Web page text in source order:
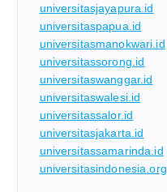
universitasjayapura.id
universitaspapua.id
universitasmanokwari.id
universitassorong.id
universitaswanggar.id
universitaswalesi.id
universitassalor.id
universitasjakarta.id
universitassamarinda.id
universitasindonesia.org